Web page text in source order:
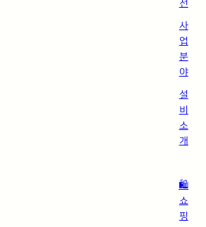
전
사
업
분
야
설
비
소
개
🛍️
쇼
핑